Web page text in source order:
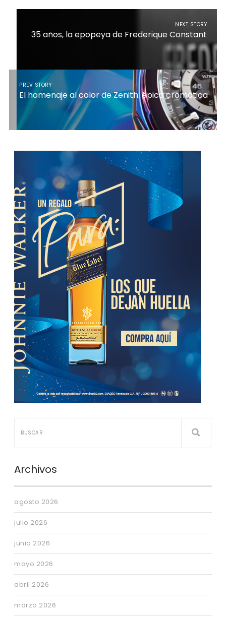
NEXT STORY
35 años, la epopeya de Frederique Constant
PREV STORY
El homenaje al color de Zenith: épica cromática
Archivos
agosto 2026
julio 2026
junio 2026
mayo 2026
abril 2026
marzo 2026